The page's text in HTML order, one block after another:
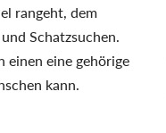
rangeht, dem
Schatzsuchen.
einen eine gehörige
kann.